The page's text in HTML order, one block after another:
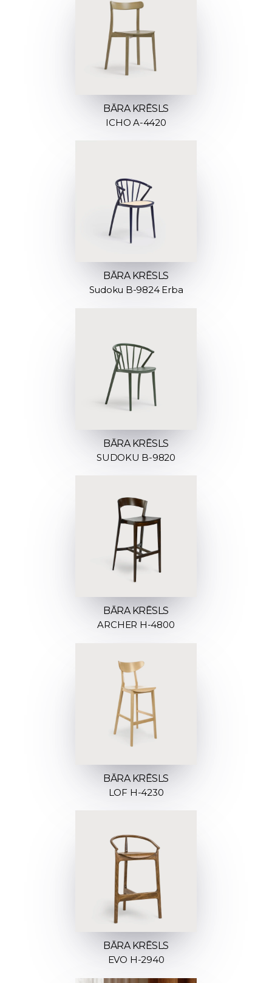
BĀRA KRĒSLS
ICHO A-4420
BĀRA KRĒSLS
Sudoku B-9824 Erba
BĀRA KRĒSLS
SUDOKU B-9820
BĀRA KRĒSLS
ARCHER H-4800
BĀRA KRĒSLS
LOF H-4230
BĀRA KRĒSLS
EVO H-2940